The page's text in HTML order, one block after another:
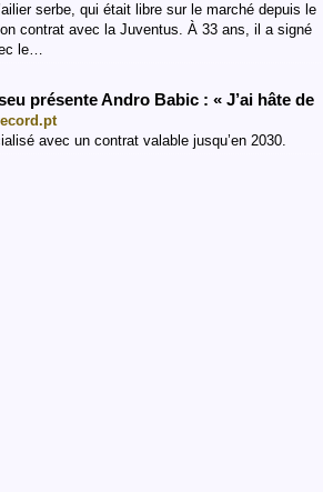
serbe, qui était libre sur le marché depuis le
contrat avec la Juventus. À 33 ans, il a signé
le…
présente Andro Babic : « J’ai hâte de
avec un contrat valable jusqu’en 2030.